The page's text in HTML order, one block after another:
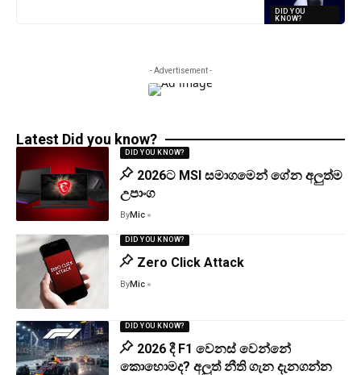
DID YOU
KNOW?
- Advertisement -
Latest Did you know?
DID YOU KNOW?
2026ට MSI සමාගමෙන් ගේන අලුත්ම
උපාංග
ByMic
DID YOU KNOW?
Zero Click Attack
ByMic
DID YOU KNOW?
2026 දී F1 වෙනස් වෙන්නේ
කොහොමද? අලුත් නීති ගැන දැනගන්න